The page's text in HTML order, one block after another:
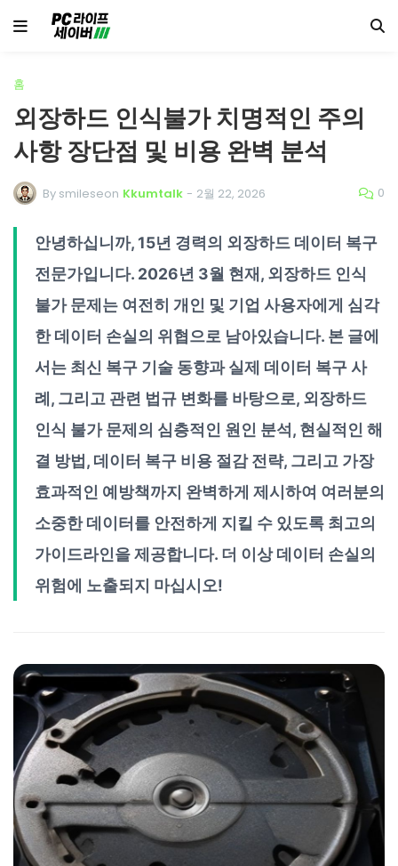
홈
외장하드 인식불가 치명적인 주의
사항 장단점 및 비용 완벽 분석
By smileseon Kkumtalk - 2월 22, 2026 0
안녕하십니까, 15년 경력의 외장하드 데이터 복구
전문가입니다. 2026년 3월 현재, 외장하드 인식
불가 문제는 여전히 개인 및 기업 사용자에게 심각
한 데이터 손실의 위협으로 남아있습니다. 본 글에
서는 최신 복구 기술 동향과 실제 데이터 복구 사
례, 그리고 관련 법규 변화를 바탕으로, 외장하드
인식 불가 문제의 심층적인 원인 분석, 현실적인 해
결 방법, 데이터 복구 비용 절감 전략, 그리고 가장
효과적인 예방책까지 완벽하게 제시하여 여러분의
소중한 데이터를 안전하게 지킬 수 있도록 최고의
가이드라인을 제공합니다. 더 이상 데이터 손실의
위험에 노출되지 마십시오!